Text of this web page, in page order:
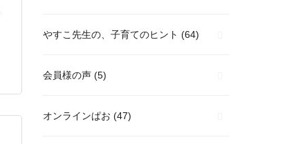
やすこ先生の、子育てのヒント (64)
会員様の声 (5)
オンラインぱお (47)